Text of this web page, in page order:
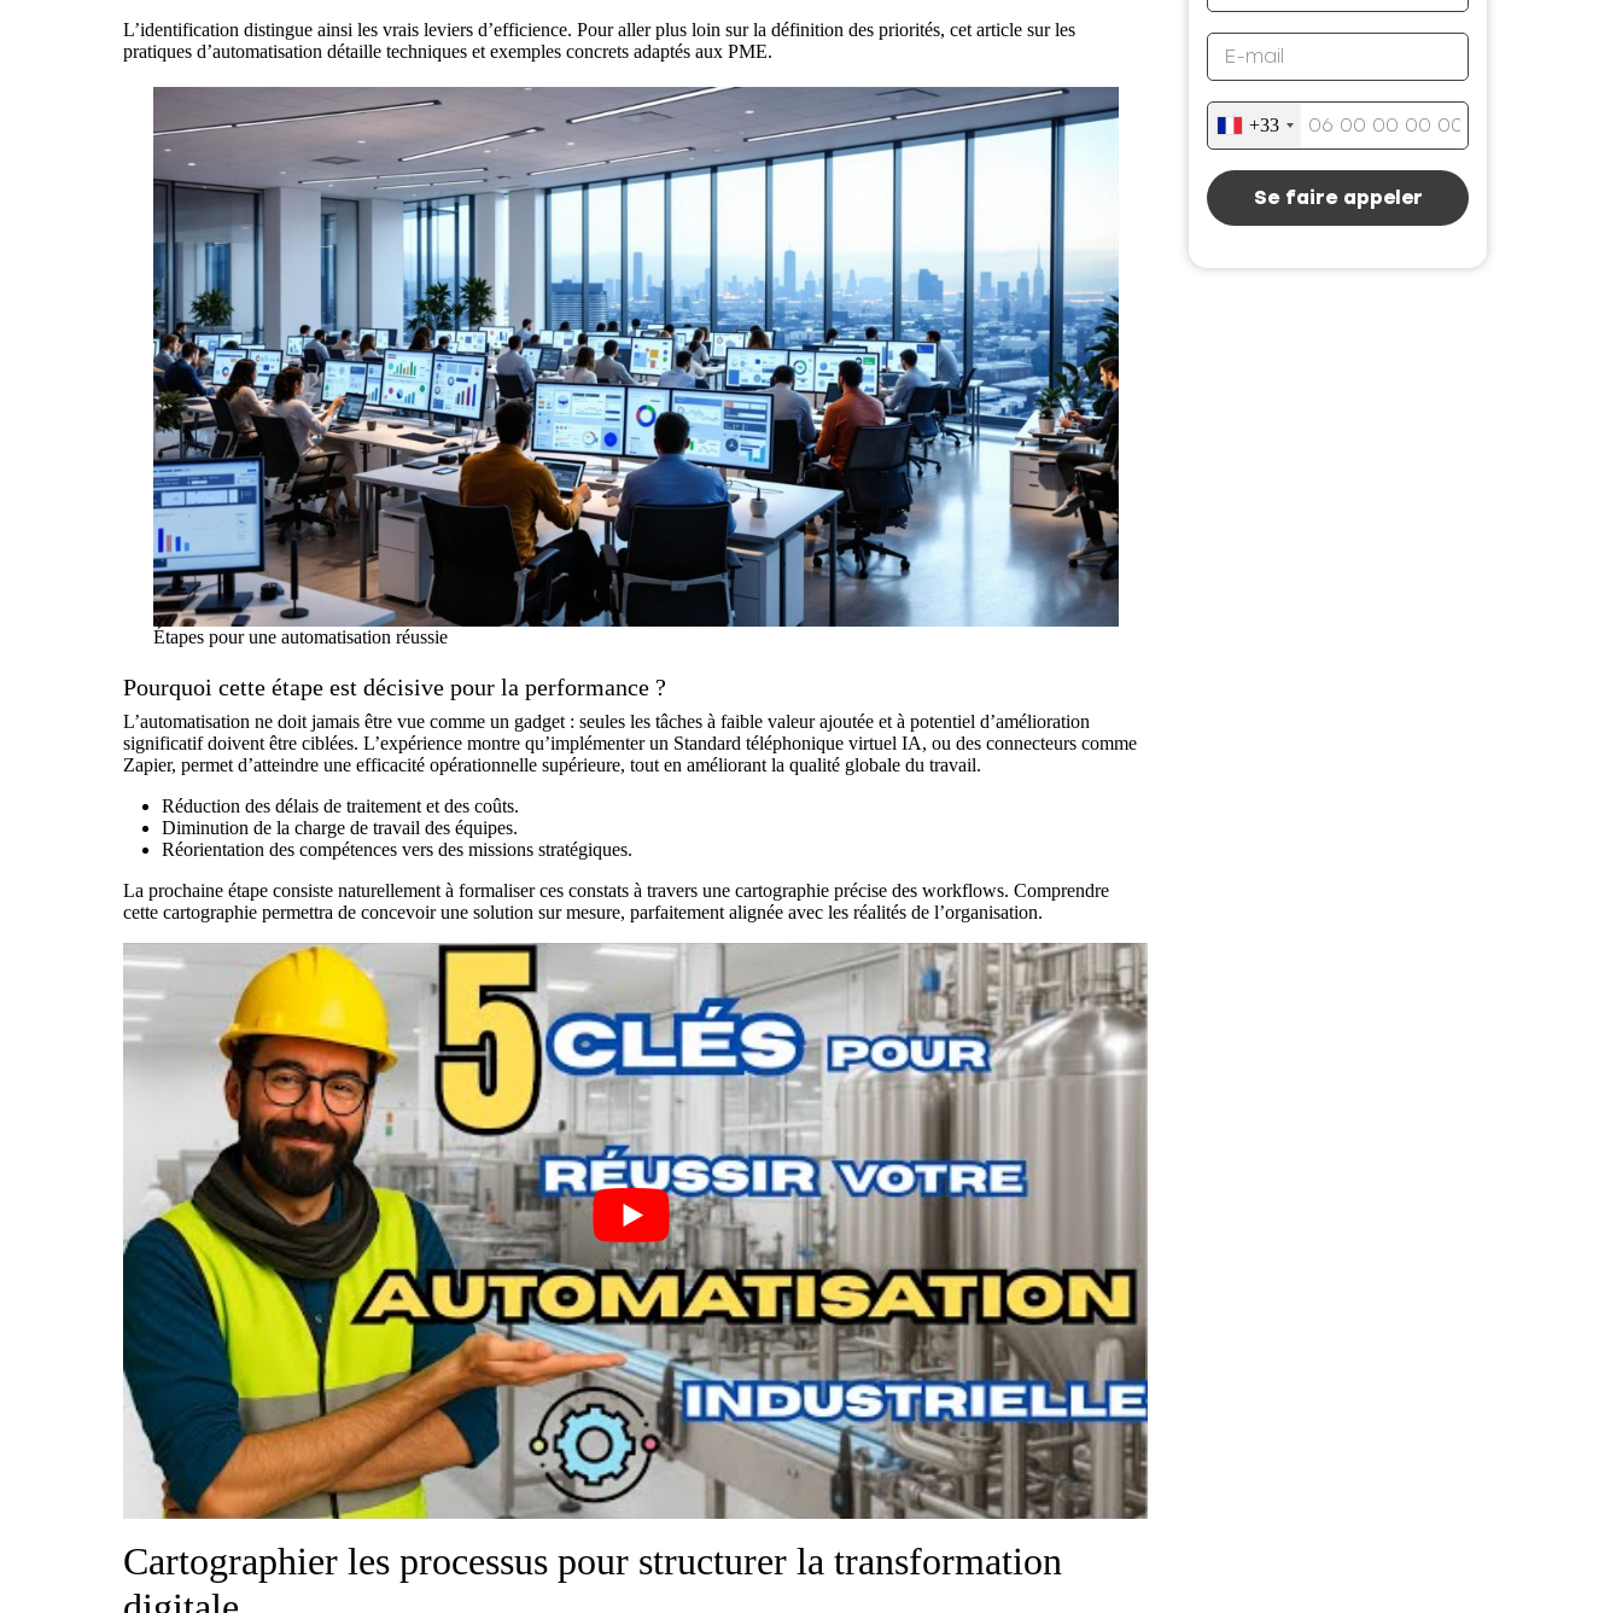
L’identification distingue ainsi les vrais leviers d’efficience. Pour aller plus loin sur la définition des priorités, cet article sur les
pratiques d’automatisation détaille techniques et exemples concrets adaptés aux PME.
Étapes pour une automatisation réussie
Pourquoi cette étape est décisive pour la performance ?
L’automatisation ne doit jamais être vue comme un gadget : seules les tâches à faible valeur ajoutée et à potentiel d’amélioration
significatif doivent être ciblées. L’expérience montre qu’implémenter un Standard téléphonique virtuel IA, ou des connecteurs comme
Zapier, permet d’atteindre une efficacité opérationnelle supérieure, tout en améliorant la qualité globale du travail.
Réduction des délais de traitement et des coûts.
Diminution de la charge de travail des équipes.
Réorientation des compétences vers des missions stratégiques.
La prochaine étape consiste naturellement à formaliser ces constats à travers une cartographie précise des workflows. Comprendre
cette cartographie permettra de concevoir une solution sur mesure, parfaitement alignée avec les réalités de l’organisation.
Cartographier les processus pour structurer la transformation
+33
Se faire appeler